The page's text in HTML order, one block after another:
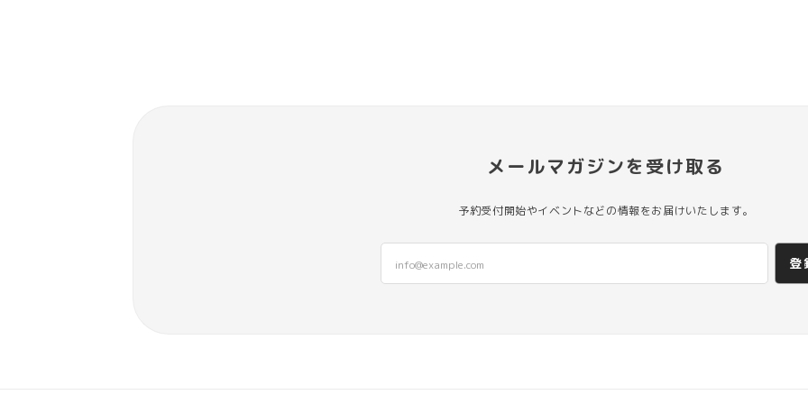
メールマガジンを受け取る
予約受付開始やイベントなどの情報をお届けいたします。
登